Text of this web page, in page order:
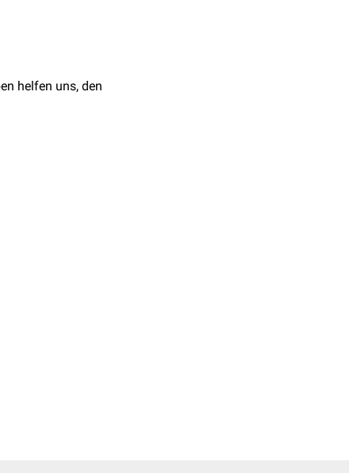
helfen uns, den